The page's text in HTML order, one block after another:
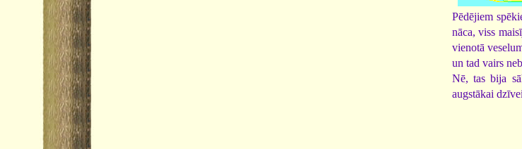
Pēdējiem
nāca, viss
vienotā
un tad vairs
Nē, tas bija
augstākai